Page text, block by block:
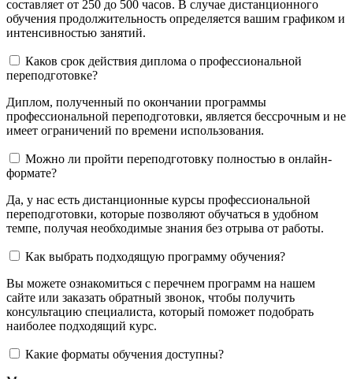
составляет от 250 до 500 часов. В случае дистанционного
обучения продолжительность определяется вашим графиком и
интенсивностью занятий.
Каков срок действия диплома о профессиональной
переподготовке?
Диплом, полученный по окончании программы
профессиональной переподготовки, является бессрочным и не
имеет ограничений по времени использования.
Можно ли пройти переподготовку полностью в онлайн-
формате?
Да, у нас есть дистанционные курсы профессиональной
переподготовки, которые позволяют обучаться в удобном
темпе, получая необходимые знания без отрыва от работы.
Как выбрать подходящую программу обучения?
Вы можете ознакомиться с перечнем программ на нашем
сайте или заказать обратный звонок, чтобы получить
консультацию специалиста, который поможет подобрать
наиболее подходящий курс.
Какие форматы обучения доступны?